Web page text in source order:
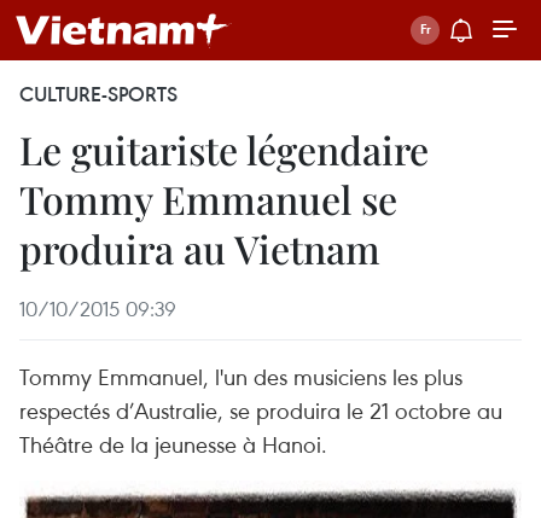
CULTURE-SPORTS
Le guitariste légendaire
Tommy Emmanuel se
produira au Vietnam
10/10/2015 09:39
Tommy Emmanuel, l'un des musiciens les plus
respectés d’Australie, se produira le 21 octobre au
Théâtre de la jeunesse à Hanoi.